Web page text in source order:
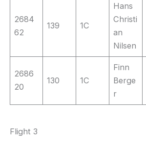
2684
62
139 1C
Hans
Christi
an
Nilsen
2686
20
130 1C
Finn
Berge
r
Flight 3